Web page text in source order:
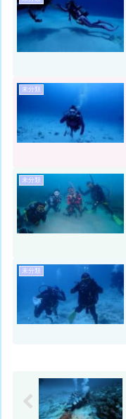
未分類
未分類
未分類